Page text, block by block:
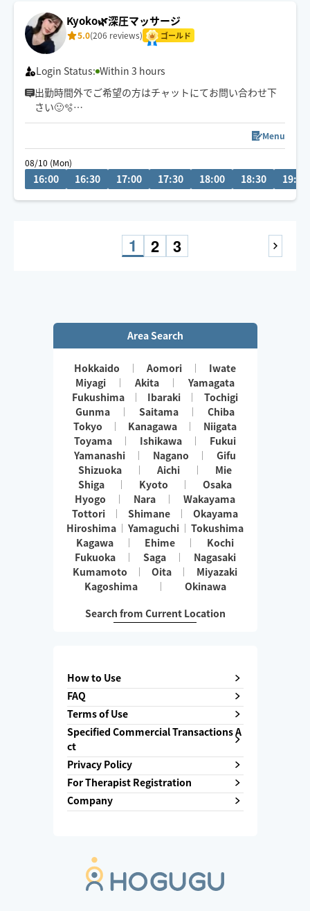
Kyoko🌿深圧マッサージ
5.0(206 reviews) ゴールド
Login Status: Within 3 hours
出勤時間外でご希望の方はチャットにてお問い合わせ下
さい🙂🫧
癒しの空間作りと本格技術で
サロンでのマッサージをそのままご自宅でご体感頂ける
なんなりとお申しつけください🌿
Menu
08/10 (Mon)
16:00 16:30 17:00 17:30 18:00 18:30 19:00
1 2 3
Area Search
Hokkaido Aomori
Iwate
Miyagi
Akita
Yamagata
Fukushima
Ibaraki
Tochigi
Gunma
Saitama
Chiba
Tokyo
Kanagawa
Niigata
Toyama
Ishikawa
Fukui
Yamanashi
Nagano
Gifu
Shizuoka
Aichi
Mie
Shiga
Kyoto
Osaka
Hyogo
Nara
Wakayama
Tottori
Shimane
Okayama
Hiroshima
Yamaguchi
Tokushima
Kagawa
Ehime
Kochi
Fukuoka
Saga
Nagasaki
Kumamoto
Oita
Miyazaki
Kagoshima
Okinawa
Search from Current Location
How to Use
FAQ
Terms of Use
Specified Commercial Transactions A
ct
Privacy Policy
For Therapist Registration
Company